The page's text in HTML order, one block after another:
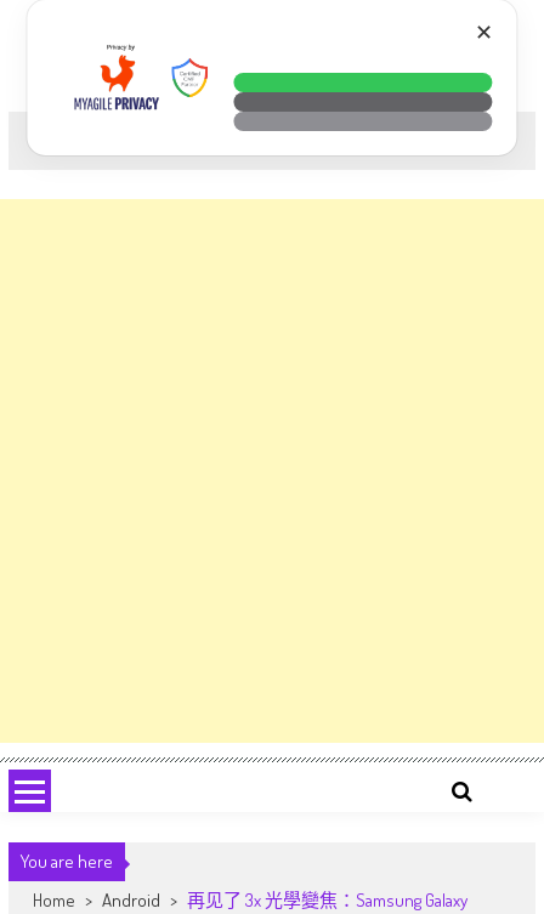
科技. 生活. 攝影.
You are here
Home > Android > 再见了 3x 光學變焦：Samsung Galaxy
✕